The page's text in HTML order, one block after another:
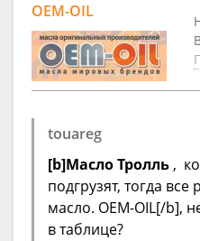
OEM-OIL
touareg
[b]Масло Тролль,
подгрузят, тогда
масло. OEM-OIL[/b],
в таблице?